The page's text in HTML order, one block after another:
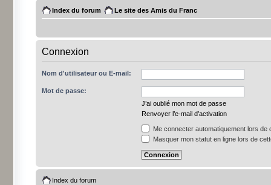
Index du forum Le site des Amis du Franc
Connexion
Nom d'utilisateur ou E-mail:
Mot de passe:
J’ai oublié mon mot de passe
Renvoyer l’e-mail d’activation
Me connecter automatiquement lors de
Masquer mon statut en ligne lors de
Index du forum